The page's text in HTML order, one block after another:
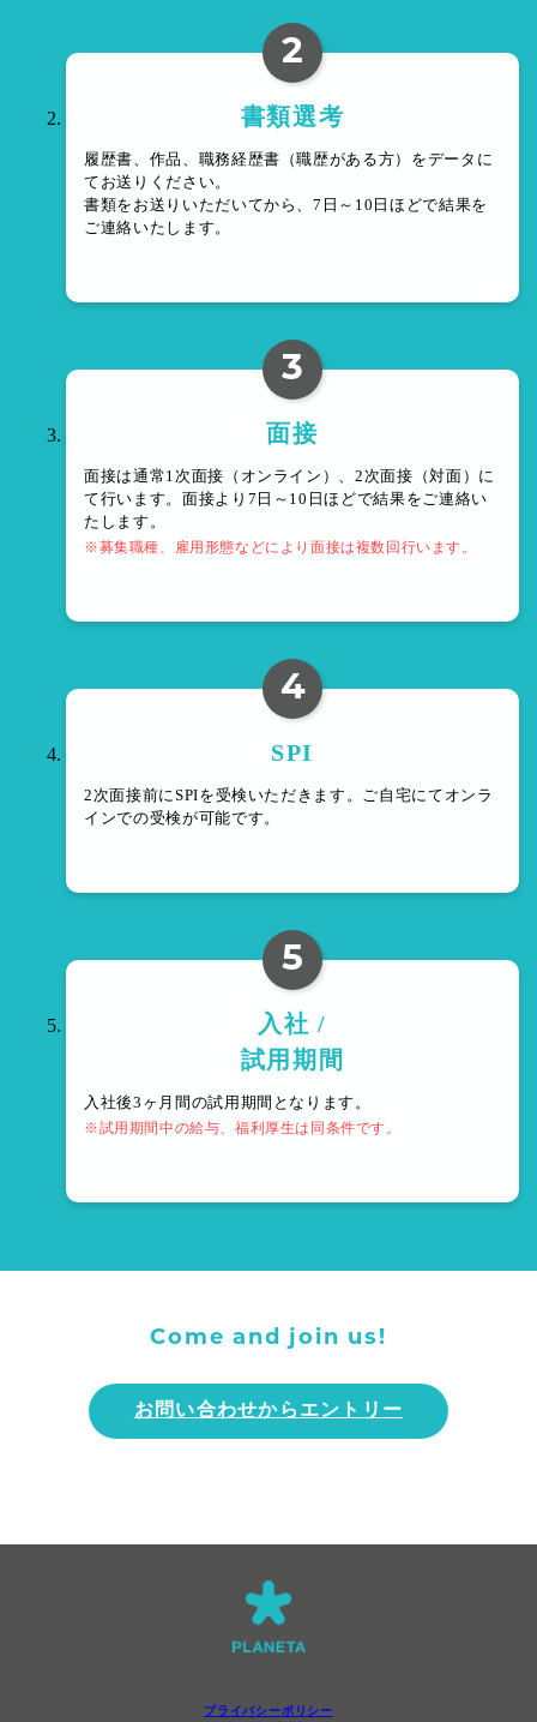
2
書類選考
履歴書、作品、職務経歴書（職歴がある方）をデータに
てお送りください。
書類をお送りいただいてから、7日～10日ほどで結果を
ご連絡いたします。
3
面接
面接は通常1次面接（オンライン）、2次面接（対面）に
て行います。面接より7日～10日ほどで結果をご連絡い
たします。
※募集職種、雇用形態などにより面接は複数回行います。
4
SPI
2次面接前にSPIを受検いただきます。ご自宅にてオンラ
インでの受検が可能です。
5
入社 /
試用期間
入社後3ヶ月間の試用期間となります。
※試用期間中の給与、福利厚生は同条件です。
Come and join us!
お問い合わせからエントリー
プライバシーポリシー